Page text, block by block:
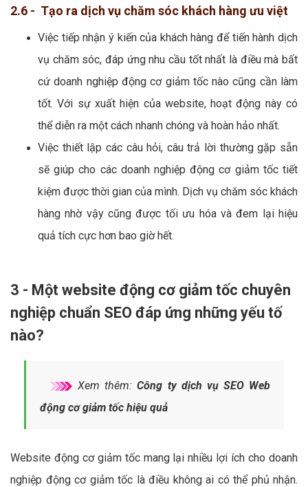
2.6 - Tạo ra dịch vụ chăm sóc khách hàng ưu việt
Việc tiếp nhận ý kiến của khách hàng để tiến hành dịch
vụ chăm sóc, đáp ứng nhu cầu tốt nhất là điều mà bất
cứ doanh nghiệp động cơ giảm tốc nào cũng cần làm
tốt. Với sự xuất hiện của website, hoạt động này có
thể diễn ra một cách nhanh chóng và hoàn hảo nhất.
Việc thiết lập các câu hỏi, câu trả lời thường gặp sẵn
sẽ giúp cho các doanh nghiệp động cơ giảm tốc tiết
kiệm được thời gian của mình. Dịch vụ chăm sóc khách
hàng nhờ vậy cũng được tối ưu hóa và đem lại hiệu
quả tích cực hơn bao giờ hết.
3 - Một website động cơ giảm tốc chuyên
nghiệp chuẩn SEO đáp ứng những yếu tố
nào?
Xem thêm:Công ty dịch vụ SEO Web
động cơ giảm tốc hiệu quả
Website động cơ giảm tốc mang lại nhiều lợi ích cho doanh
nghiệp động cơ giảm tốc là điều không ai có thể phủ nhận.